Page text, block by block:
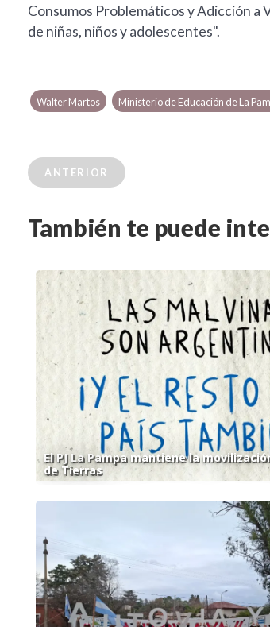
Consumos Problemáticos y Adicción a
de niñas, niños y adolescentes".
Walter Martos Ministerio de Educación de La
ANTERIOR
También te puede
El PJ La Pampa mantiene la
de Tierras